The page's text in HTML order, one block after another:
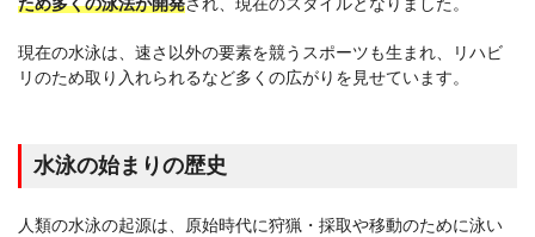
ため多くの泳法が開発され、現在のスタイルとなりました。
現在の水泳は、速さ以外の要素を競うスポーツも生まれ、リハビ
リのため取り入れられるなど多くの広がりを見せています。
水泳の始まりの歴史
人類の水泳の起源は、原始時代に狩猟・採取や移動のために泳い